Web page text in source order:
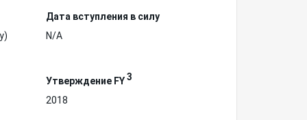
Дата вступления в силу
N/A
Утверждение FY3
2018